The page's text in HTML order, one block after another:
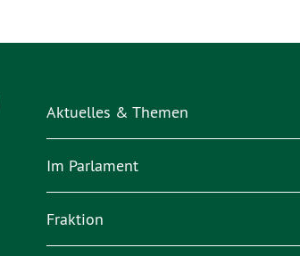
Aktuelles & Themen
Im Parlament
Fraktion